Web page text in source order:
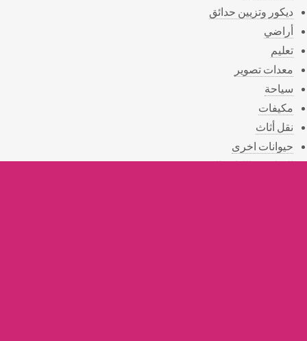
ديكور وتزيين حدائق
أراضي
تعليم
معدات تصوير
سياحة
مكيفات
نقل أثاث
حيوانات اخرى
الرياضة واللياقة البدنية